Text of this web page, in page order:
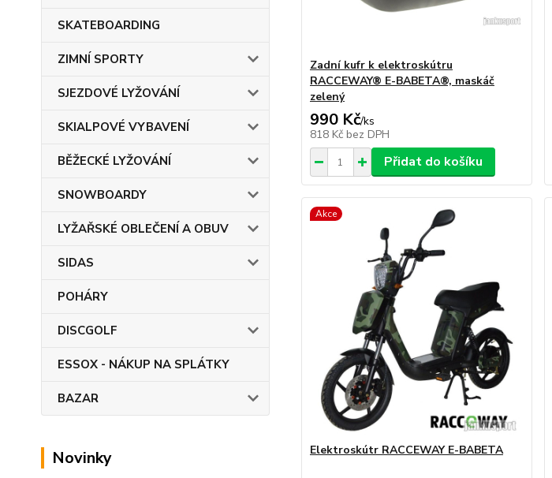
SKATEBOARDING
ZIMNÍ SPORTY
SJEZDOVÉ LYŽOVÁNÍ
SKIALPOVÉ VYBAVENÍ
BĚŽECKÉ LYŽOVÁNÍ
SNOWBOARDY
LYŽAŘSKÉ OBLEČENÍ A OBUV
SIDAS
POHÁRY
DISCGOLF
ESSOX - NÁKUP NA SPLÁTKY
BAZAR
Novinky
Zadní kufr k elektroskútru
RACCEWAY® E-BABETA®, maskáč
zelený
990 Kč/ks
818 Kč bez DPH
Přidat do košíku
Akce
Elektroskútr RACCEWAY E-BABETA